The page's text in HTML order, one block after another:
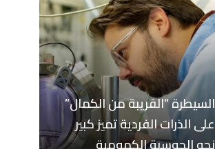
السيطرة “القريبة من الكمال”
على الذرات الفردية تميز كبير